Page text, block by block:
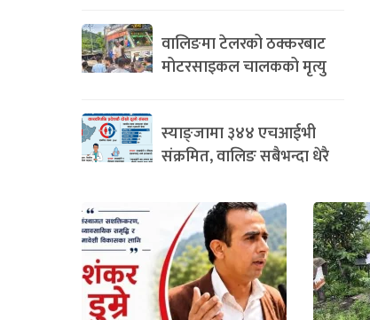
वालिङमा टेलरको ठक्करबाट
मोटरसाइकल चालकको मृत्यु
स्याङ्जामा ३४४ एचआईभी
संक्रमित, वालिङ सबैभन्दा धेरै